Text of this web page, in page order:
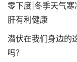
零下度|冬季天气
肝有利健康
潜伏在我们身边的
吗？